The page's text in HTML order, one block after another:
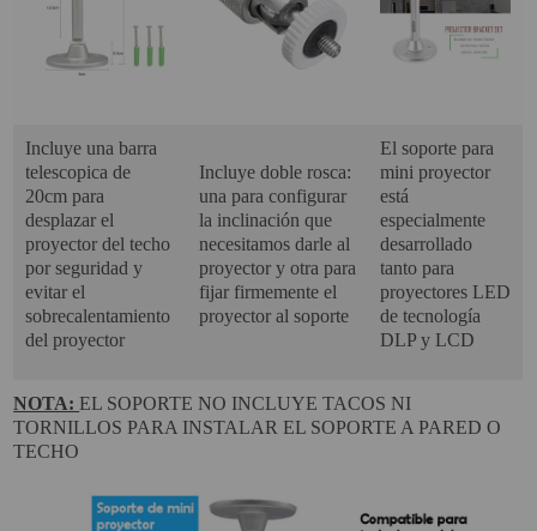
CABLES Y ACCESORIOS
Lunes a Viernes:
pedidos@proyectorbarato.com
Asistencia Técnica:
soporte@proyectorbarato.com
Incluye una barra
telescopica de
20cm para
desplazar el
proyector del techo
por seguridad y
evitar el
sobrecalentamiento
del proyector
Incluye doble rosca:
una para configurar
la inclinación que
necesitamos darle al
proyector y otra para
fijar firmemente el
proyector al soporte
El soporte para
mini proyector
está
especialmente
desarrollado
tanto para
proyectores LED
de tecnología
DLP y LCD
NOTA:EL SOPORTE NO INCLUYE TACOS NI
TORNILLOS PARA INSTALAR EL SOPORTE A PARED O
TECHO